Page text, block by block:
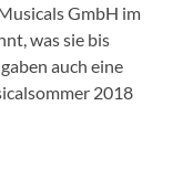
GmbH im
was sie bis
auch eine
2018